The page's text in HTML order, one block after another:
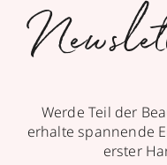
Werde Teil der
erhalte spannende
erster